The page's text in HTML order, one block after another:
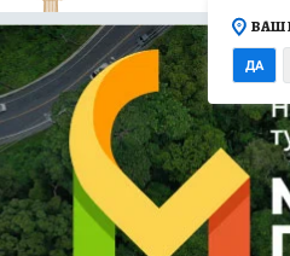
ФИНАНСЫ
НА СПОРТ
ТЕЛЕВИЗОР
ТЕСТЫ НОВОЕ НА САЙТЕ
ВАШ
ДА